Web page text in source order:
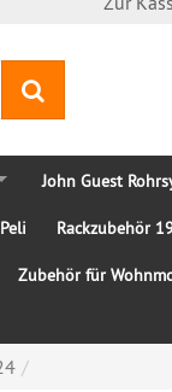
John Guest
Peli Rackzubehör
Zubehör für